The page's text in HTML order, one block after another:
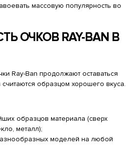
массовую популярность во
ОЧКОВ RAY-BAN В
Ray-Ban продолжают оставаться
образцом хорошего вкуса.
образцов материала (сверх
металл);
моделей на любой